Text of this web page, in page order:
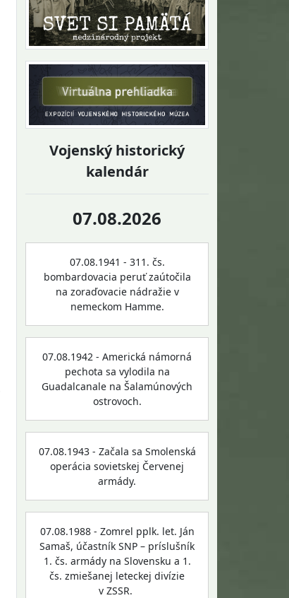
Vojenský historický
kalendár
07.08.2026
07.08.1941 - 311. čs.
bombardovacia peruť zaútočila
na zoraďovacie nádražie v
nemeckom Hamme.
07.08.1942 - Americká námorná
pechota sa vylodila na
Guadalcanale na Šalamúnových
ostrovoch.
07.08.1943 - Začala sa Smolenská
operácia sovietskej Červenej
armády.
07.08.1988 - Zomrel pplk. let. Ján
Samaš, účastník SNP – príslušník
1. čs. armády na Slovensku a 1.
čs. zmiešanej leteckej divízie
v ZSSR.